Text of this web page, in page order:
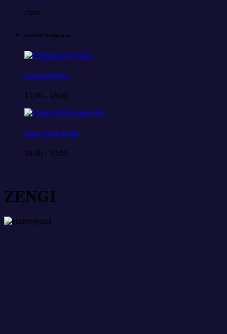
close
nächste Sendungen
Feierabend Deluxe
15:00 - 18:00
Sunray-FM in the Mix
18:00 - 19:00
ZENGI